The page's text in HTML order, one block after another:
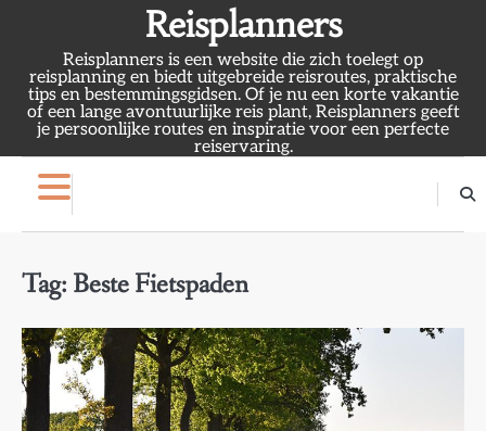
Reisplanners
Reisplanners is een website die zich toelegt op
reisplanning en biedt uitgebreide reisroutes, praktische
tips en bestemmingsgidsen. Of je nu een korte vakantie
of een lange avontuurlijke reis plant, Reisplanners geeft
je persoonlijke routes en inspiratie voor een perfecte
reiservaring.
Tag: Beste Fietspaden